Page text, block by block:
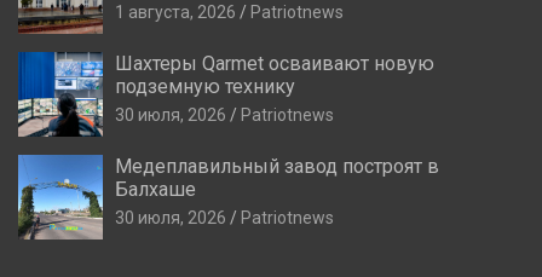
1 августа, 2026 Patriotnews
Шахтеры Qarmet осваивают новую
подземную технику
30 июля, 2026 Patriotnews
Медеплавильный завод построят в
Балхаше
30 июля, 2026 Patriotnews